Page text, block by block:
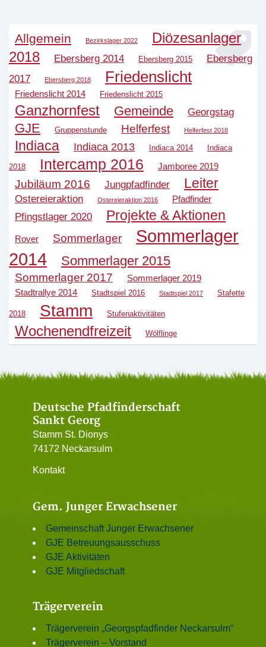
Allgemein Bezirkslager 2022
Diözesanlager
2018
Ebersberg 2014 Ebersberg 2015
Ebersberg
2017
Ebersberg 2018 Friedenslicht
Friedenslicht 2014 Friedenslicht 2015
Ganzhornfest Gemeinde Georgstag
GJE Gruppenstunde Helferfest Helferfest 2018
Indiaca Indiaca 2013 Indiaca 2014 Indiaca
2018 Intercamp 2016 Jamboree 2019
Jubiläum 2016 Jungpfadfinder Leiter
Ostereieraktion Ostereieraktion 2016 Pfadfinder
Pfingstlager 2020 Projekte & Aktionen
Rover Sommerlager
Sommerlager
2014
Sommerlager 2015
Sommerlager 2017
Sommerlager 2019
Stadtrallye 2014
Stadtspiel 2016 Stadtspiel 2017 Stafette
2018 Stamm Stufenaktivitäten
Wochenendfreizeit Wölflinge
Deutsche Pfadfinderschaft
Sankt Georg
Stamm St. Dionys
74172 Neckarsulm
Kontakt
Gem. Junger Erwachsener
Gemeinschaft Junger Erwachsener
GJE Betreuungsausschuss
GJE Aktivitäten
GJE Mitgliedschaft
Trägerverein
Trägerverein „Georgspfadfinder Neckarsulm“
Trägerverein – Vorstand